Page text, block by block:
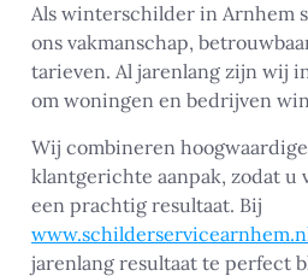
Als winterschilder in Arnhem
ons vakmanschap,
tarieven. Al jarenlang zijn wij
om woningen en bedrijven
Wij combineren
klantgerichte aanpak, zodat u
een prachtig resultaat. Bij
jarenlang resultaat te perfect